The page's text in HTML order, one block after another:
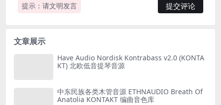
提示：请文明发言
文章展示
Have Audio Nordisk Kontrabass v2.0 (KONTA
KT) 北欧低音提琴音源
中东民族各类木管音源 ETHNAUDIO Breath Of
Anatolia KONTAKT 编曲音色库